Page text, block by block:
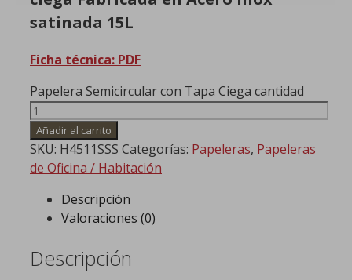
satinada 15L
Ficha técnica: PDF
Papelera Semicircular con Tapa Ciega cantidad
Añadir al carrito
SKU: H4511SSS Categorías: Papeleras, Papeleras
de Oficina / Habitación
Descripción
Valoraciones (0)
Descripción